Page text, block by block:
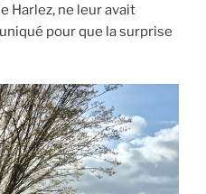
Harlez, ne leur avait
pour que la surprise